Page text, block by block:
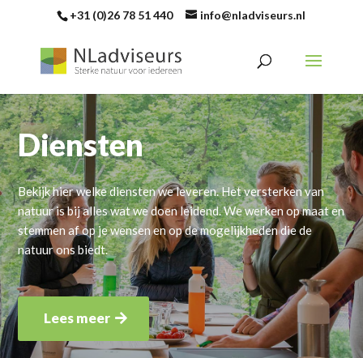
+31 (0)26 78 51 440 info@nladviseurs.nl
Diensten
Bekijk hier welke diensten we leveren. Het versterken van
natuur is bij alles wat we doen leidend. We werken op maat en
stemmen af op je wensen en op de mogelijkheden die de
natuur ons biedt.
Lees meer